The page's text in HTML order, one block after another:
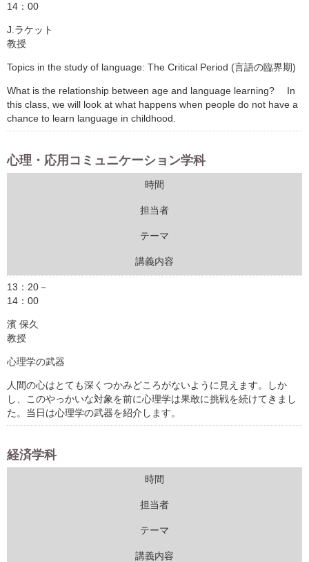
〒004-8631 北海道札幌市厚別区大谷地西2-3-1
Tel：011-891-2731（代表）
サイトマップ
© Copyright2026 Hokusei Gakuen University.
14：00
J.ラケット
教授
Topics in the study of language: The Critical Period (言語の臨界期)
What is the relationship between age and language learning? In
this class, we will look at what happens when people do not have a
chance to learn language in childhood.
心理・応用コミュニケーション学科
時間
担当者
テーマ
講義内容
13：20－
14：00
濱 保久
教授
心理学の武器
人間の心はとても深くつかみどころがないように見えます。しか
し、このやっかいな対象を前に心理学は果敢に挑戦を続けてきまし
た。当日は心理学の武器を紹介します。
経済学科
時間
担当者
テーマ
講義内容